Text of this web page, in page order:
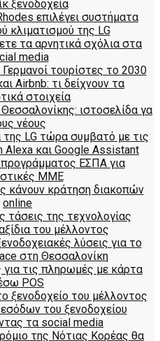
ξενοδοχεία
επιλέγει συστήματα
κλιματισμού της LG
τα αρνητικά σχόλια στα
media
τουρίστες το 2030
Airbnb: τι δείχνουν τα
στοιχεία
ιστοσελίδα γα
νέους
LG τώρα συμβατό με τις
και Google Assistant
ΕΣΠΑ για
ΜΜΕ
κάνουν κράτηση διακοπών
online
τάσεις της τεχνολογίας
του μέλλοντος
λύσεις για τo
στη Θεσσαλονίκη
για τις πληρωμές με κάρτα
POS
ξενοδοχείο του μέλλοντος
του ξενοδοχείου
τα social media
της Νότιας Κορέας θα